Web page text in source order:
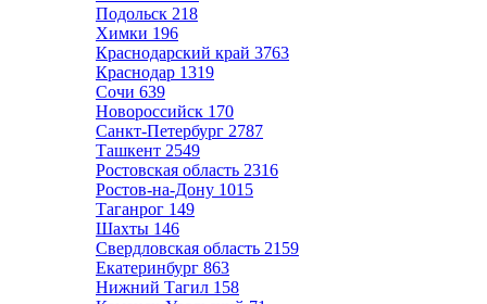
Подольск 218
Химки 196
Краснодарский край 3763
Краснодар 1319
Сочи 639
Новороссийск 170
Санкт-Петербург 2787
Ташкент 2549
Ростовская область 2316
Ростов-на-Дону 1015
Таганрог 149
Шахты 146
Свердловская область 2159
Екатеринбург 863
Нижний Тагил 158